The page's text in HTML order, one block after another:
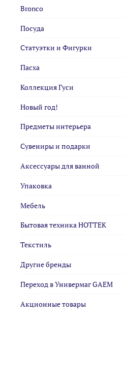
Bronco
Посуда
Статуэтки и Фигурки
Пасха
Коллекция Гуси
Новый год!
Предметы интерьера
Сувениры и подарки
Аксессуары для ванной
Упаковка
Мебель
Бытовая техника HOTTEK
Текстиль
Другие бренды
Переход в Универмаг GAEM
Акционные товары